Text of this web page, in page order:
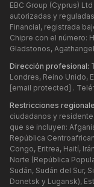
EBC Group (Cyprus)
autorizadas y
Financial, registrada
Chipre con el número:
Gladstonos,
Dirección profesional:
Londres, Reino Unido,
[email protected] .
Restricciones
ciudadanos y
que se incluyen:
República
Congo, Eritrea, Haití,
Norte (República
Sudán, Sudán del Sur,
Donetsk y Lugansk),